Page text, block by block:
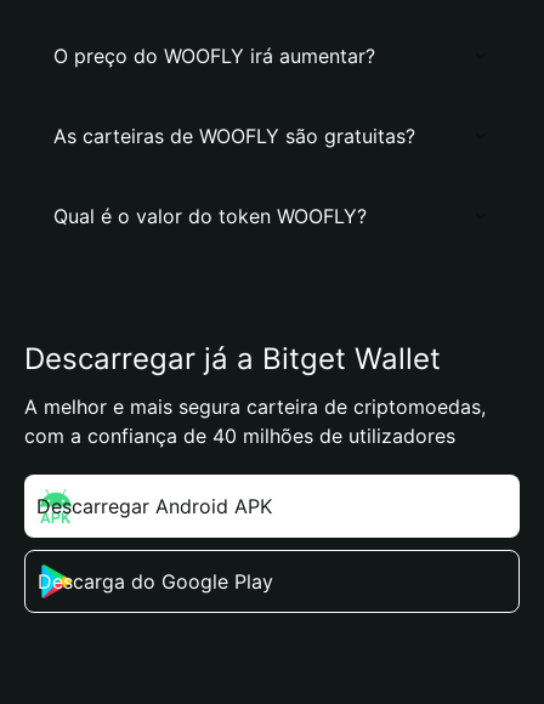
O preço do WOOFLY irá aumentar?
As carteiras de WOOFLY são gratuitas?
Qual é o valor do token WOOFLY?
Descarregar já a Bitget Wallet
A melhor e mais segura carteira de criptomoedas,
com a confiança de 40 milhões de utilizadores
Descarregar Android APK
Descarga do Google Play